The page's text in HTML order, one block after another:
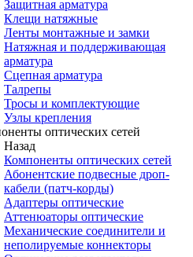
Защитная арматура
Клещи натяжные
Ленты монтажные и замки
Натяжная и поддерживающая
арматура
Сцепная арматура
Талрепы
Тросы и комплектующие
Узлы крепления
оптических сетей
Назад
Компоненты оптических сетей
Абонентские подвесные дроп-
кабели (патч-корды)
Адаптеры оптические
Аттенюаторы оптические
Механические соединители и
неполируемые коннекторы